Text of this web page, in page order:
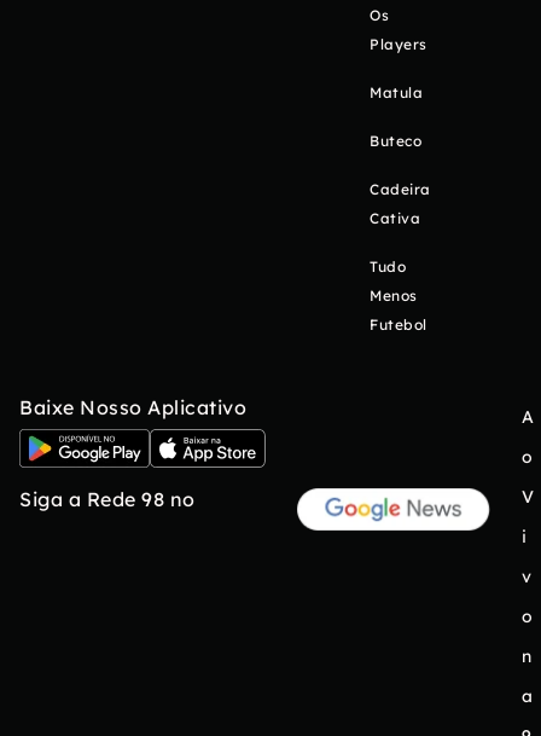
Os
Players
Matula
Buteco
Cadeira
Cativa
Tudo
Menos
Futebol
Baixe Nosso Aplicativo
Siga a Rede 98 no
A
o
V
i
v
o
n
a